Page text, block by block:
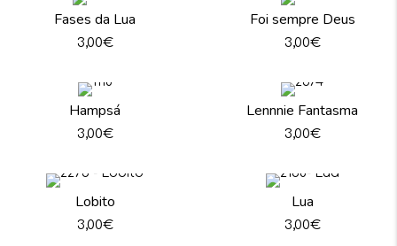
Fases da Lua
3,00€
Foi sempre Deus
3,00€
Hampsá
3,00€
Lennnie Fantasma
3,00€
Lobito
3,00€
Lua
3,00€